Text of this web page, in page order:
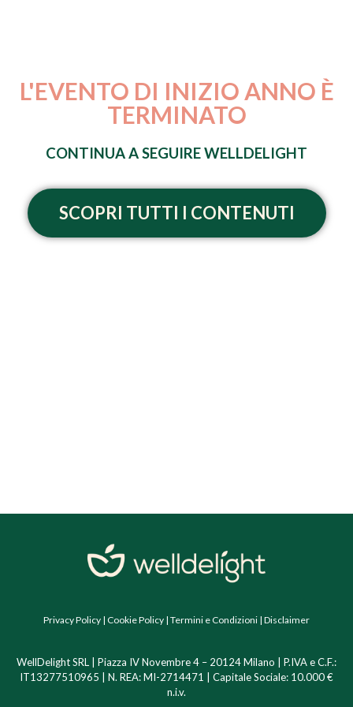
L'EVENTO DI INIZIO ANNO È
TERMINATO
CONTINUA A SEGUIRE WELLDELIGHT
SCOPRI TUTTI I CONTENUTI
Privacy Policy | Cookie Policy | Termini e Condizioni | Disclaimer
WellDelight SRL | Piazza IV Novembre 4 – 20124 Milano | P.IVA e C.F.:
IT13277510965 | N. REA: MI-2714471 | Capitale Sociale: 10.000 €
n.i.v.